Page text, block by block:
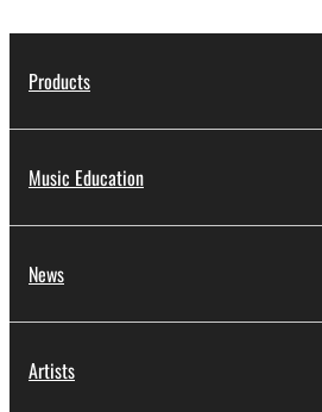
Products
Music Education
News
Artists